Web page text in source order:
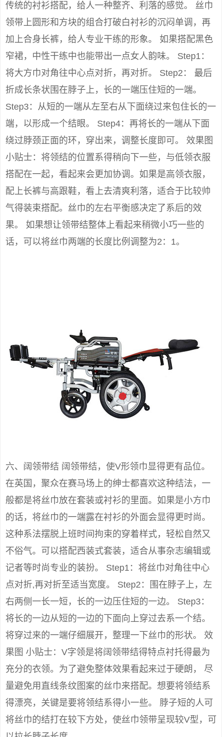
传统的衬衫搭配，给人一种整齐、利落的感觉。 丝巾
领带上圆形和方块的组合打破白衬衫的沉闷单调，再
加上合身长裤，给人专业干练的形象。 如果搭配黑色
窄裙，中性干练中也能带出一点女人韵味。 Step1：
将大方巾对角往中心点对折，再对折。 Step2： 最后
折成长条状围在脖子上，长的一端压住短的一端。
Step3：从短的一端从左至右从下面绕过来包住长的一
端，以形成一个结眼。 Step4：再将长的一端从下面
绕过脖颈正面的环，穿出来，调整长度即可。 效果图
小贴士：将领结的位置系得稍向下一些，与低领衣服
搭配在一起，看起来会更加协调。如果是高领衣服，
配上长裤与高跟鞋，看上去清爽利落，适合于比较帅
气得装束搭配。丝巾的左右平衡感决定了系后的效
果。 如果想让领带结整体上看起来稍微小巧一些的
话，可以将丝巾两端的长度比例调整为2：1。
六、阔领带结 阔领带结，使V形领巾显得更有品位。
在英国，聚众在赛马场上的绅士都喜欢这种结法，一
般都是将丝巾放在套装或衬衫的里面。如果是小方巾
的话，将丝巾的一端露在衬衫的外面会显得更时尚。
这种系法摆脱上班时间拘束的穿着样式，轻松自然又
不俗气。可以搭配西装式套装，适合从事杂志编辑或
记者等时尚专业的装扮。 Step1：将丝巾对角往中心
点对折,再对折至适当宽度。 Step2：围在脖子上，左
右两侧一长一短，长的一边压住短的一边。 Step3：
将长的一边从短的一边的下面向上穿过去系一个结。
将穿过来的一端仔细展开，整理一下丝巾的形状。 效
果图 小贴士：V字领是将阔领带结得特点衬托得最为
充分的衣领。为了避免整体效果看起来过于硬朗， 尽
量避免用直线条纹图案的丝巾来搭配。想要将领结系
得漂亮，关键是要将领结系得小一些。 脖子短的人可
将丝巾的结打在较下方处，使丝巾领带呈现较V型，可